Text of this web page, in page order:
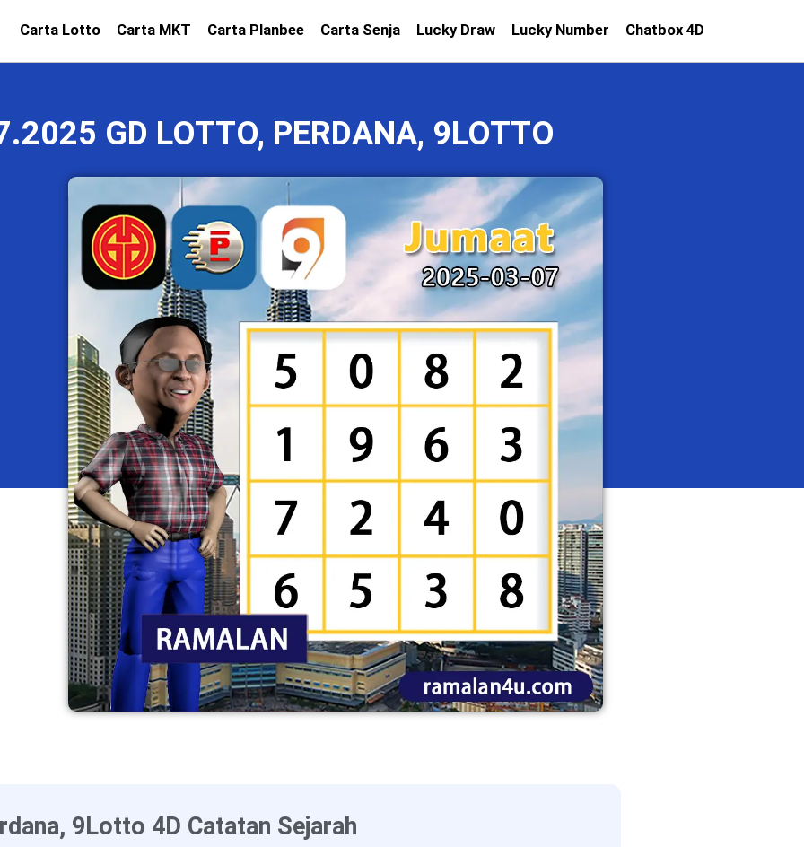
Carta Lotto Carta MKT Carta Planbee Carta Senja Lucky Draw Lucky Number Chatbox 4D
GD LOTTO, PERDANA, 9LOTTO
9Lotto 4D Catatan Sejarah